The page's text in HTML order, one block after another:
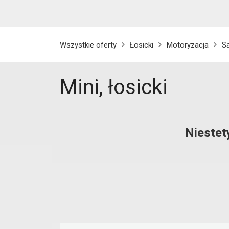
Wszystkie oferty Łosicki Motoryzacja
Mini, łosicki